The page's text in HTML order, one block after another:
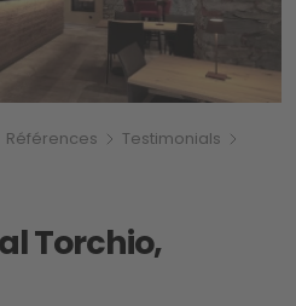
Références
Testimonials
Torchio,